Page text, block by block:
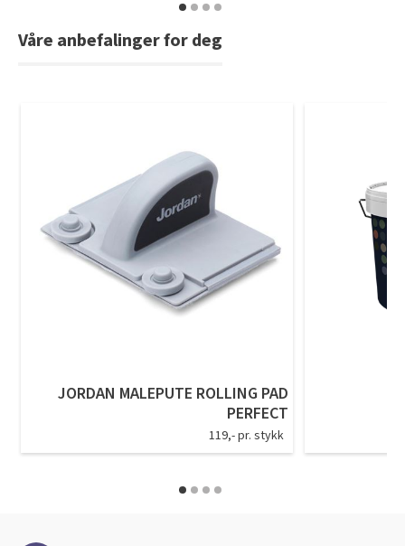
Våre anbefalinger for deg
JORDAN MALEPUTE ROLLING PAD
PERFECT
119,- pr. stykk